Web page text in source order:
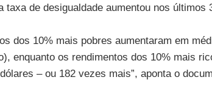
de desigualdade aumentou nos últimos
dos 10% mais pobres aumentaram em
enquanto os rendimentos dos 10% mais
– ou 182 vezes mais”, aponta o